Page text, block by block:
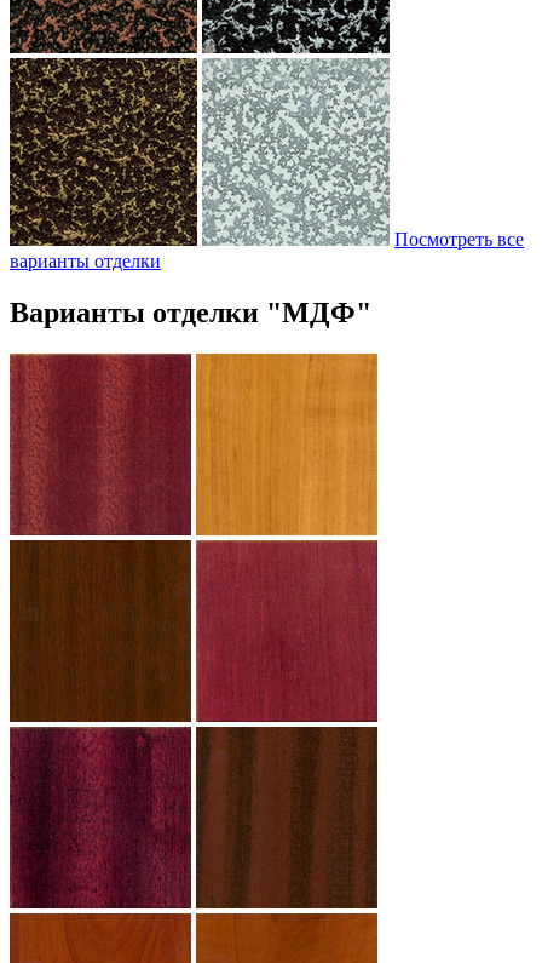
Посмотреть все
варианты отделки
Варианты отделки "МДФ"